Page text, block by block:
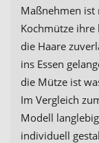
Maßnehmen ist
Kochmütze ihre
die Haare
ins Essen
die Mütze ist
Im Vergleich
Modell
individuell